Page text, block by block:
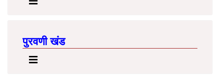
पुरवणी खंड